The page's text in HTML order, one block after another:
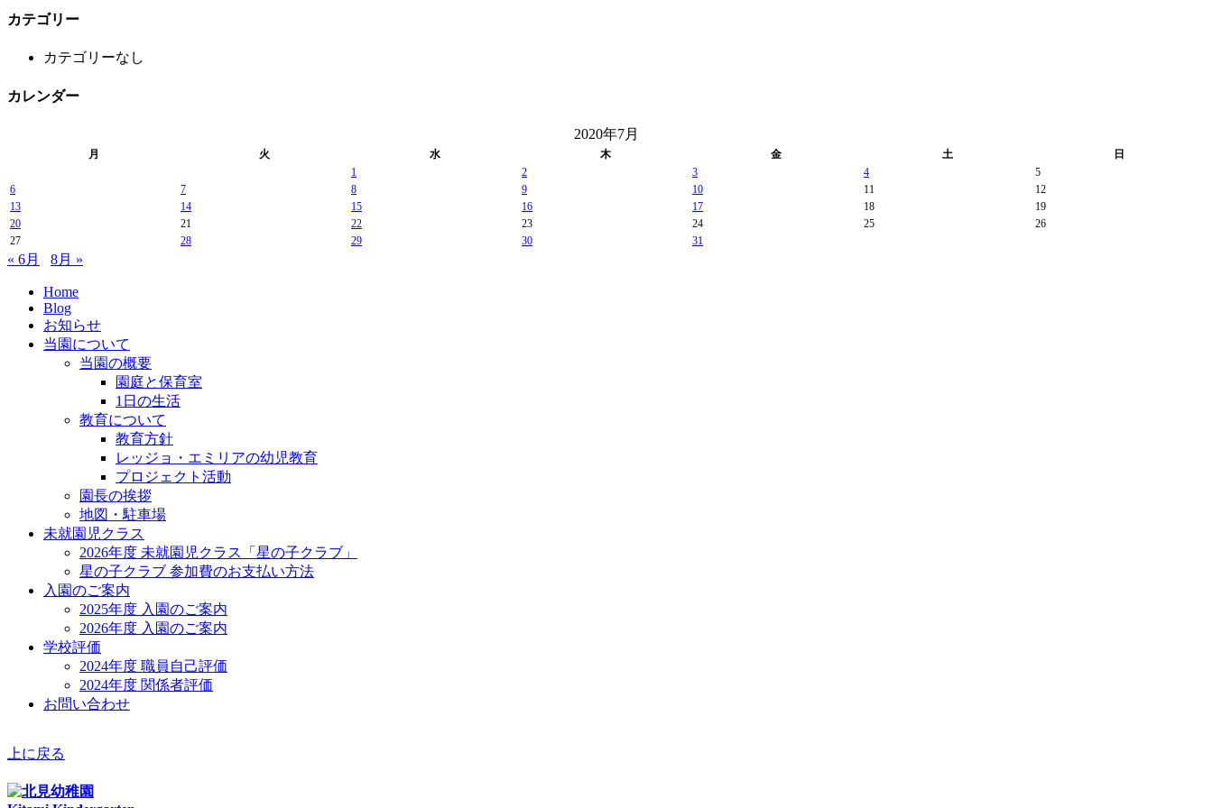
カテゴリー
カテゴリーなし
カレンダー
2020年7月
月 火 水 木 金 土
日
1
2 3 4
5
6
7 8 9 10 11
12
13
14 15 16 17 18
19
20
21 22 23 24 25
26
27
28 29 30 31
« 6月 8月 »
Home
Blog
お知らせ
当園について
当園の概要
園庭と保育室
1日の生活
教育について
教育方針
レッジョ・エミリアの幼児教育
プロジェクト活動
園長の挨拶
地図・駐車場
未就園児クラス
2026年度 未就園児クラス「星の子クラブ」
星の子クラブ 参加費のお支払い方法
入園のご案内
2025年度 入園のご案内
2026年度 入園のご案内
学校評価
2024年度 職員自己評価
2024年度 関係者評価
お問い合わせ
上に戻る